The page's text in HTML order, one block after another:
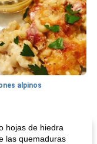
alpinos
hojas de hiedra
las quemaduras